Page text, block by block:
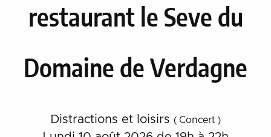
restaurant le Seve du
Domaine de Verdagne
Distractions et loisirs ( Concert )